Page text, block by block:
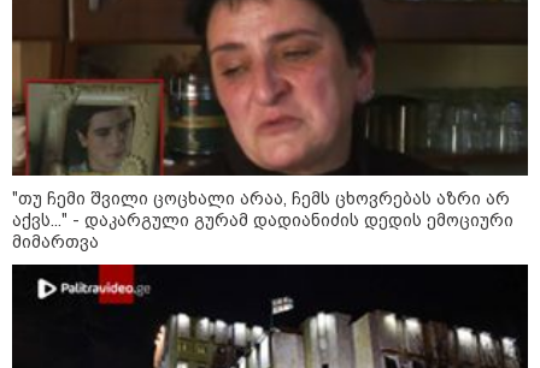
კატეგორიის ყველა სიახლე
მკითხველის რჩევით
"თუ ჩემი შვილი ცოცხალი არაა, ჩემს ცხოვრებას აზრი არ
აქვს..." - დაკარგული გურამ დადიანიძის დედის ემოციური
მიმართვა